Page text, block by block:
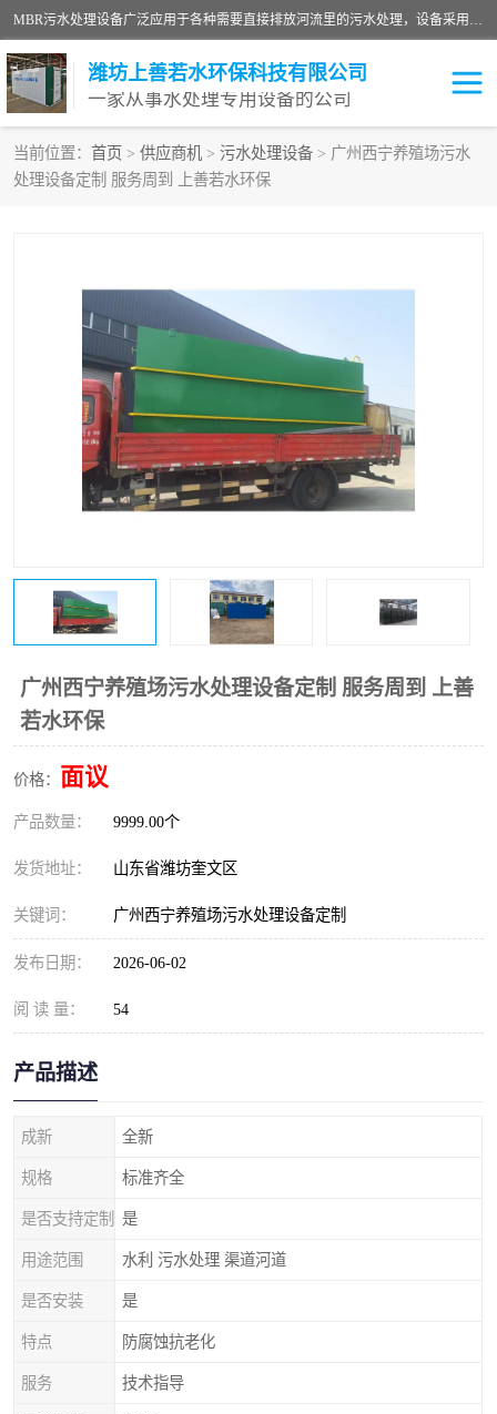
MBR污水处理设备广泛应用于各种需要直接排放河流里的污水处理，设备采用膜生物反应器（Membrane Bioreactor,简称MBR〕技术，取代了传统工艺中的二沉池，它可以*地进行固液分离，得到直接使用的稳定中水，又可在生物池内维持高浓度的微生物量，工艺剩余污泥少，极有效地去除氨氮，出水悬浮物和浊度接近于零，出水中细菌和病毒被大幅度去除，能耗低，占地面积小。
潍坊上善若水环保科技有限公司
一家从事水处理专用设备的公司
当前位置： 首页 > 供应商机 > 污水处理设备 > 广州西宁养殖场污水
处理设备定制 服务周到 上善若水环保
广州西宁养殖场污水处理设备定制 服务周到 上善
若水环保
价格： 面议
产品数量： 9999.00个
发货地址： 山东省潍坊奎文区
关键词： 广州西宁养殖场污水处理设备定制
发布日期： 2026-06-02
阅 读 量： 54
产品描述
成新 全新
规格 标准齐全
是否支持定制 是
用途范围 水利 污水处理 渠道河道
是否安装 是
特点 防腐蚀抗老化
服务 技术指导
污水处理设备
洗涤污水处理设备
诊所门诊污水处理设备 臭氧消毒设备
养殖污水处理设备 屠宰污水处理设备
一体化污水处理设备 食品制造业污水处理设备
医院辐射污水衰变池